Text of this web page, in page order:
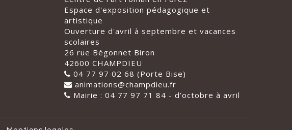
Espace d'exposition pédagogique et
artistique
Ouverture d'avril à septembre et vacances
scolaires
26 rue Bégonnet Biron
42600 CHAMPDIEU
04 77 97 02 68 (Porte Bise)
animations@champdieu.fr
Mairie : 04 77 97 71 84 - d'octobre à avril